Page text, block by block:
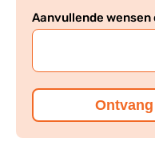
Aanvullende wensen